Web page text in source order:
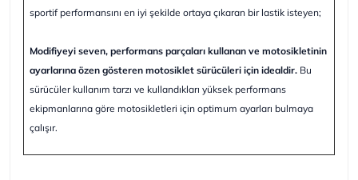
sportif performansını en iyi şekilde ortaya çıkaran bir lastik isteyen;
Modifiyeyi seven, performans parçaları kullanan ve motosikletinin
ayarlarına özen gösteren motosiklet sürücüleri için idealdir. Bu
sürücüler kullanım tarzı ve kullandıkları yüksek performans
ekipmanlarına göre motosikletleri için optimum ayarları bulmaya
çalışır.